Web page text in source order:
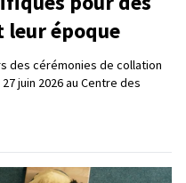
leur époque
des cérémonies de collation
juin 2026 au Centre des